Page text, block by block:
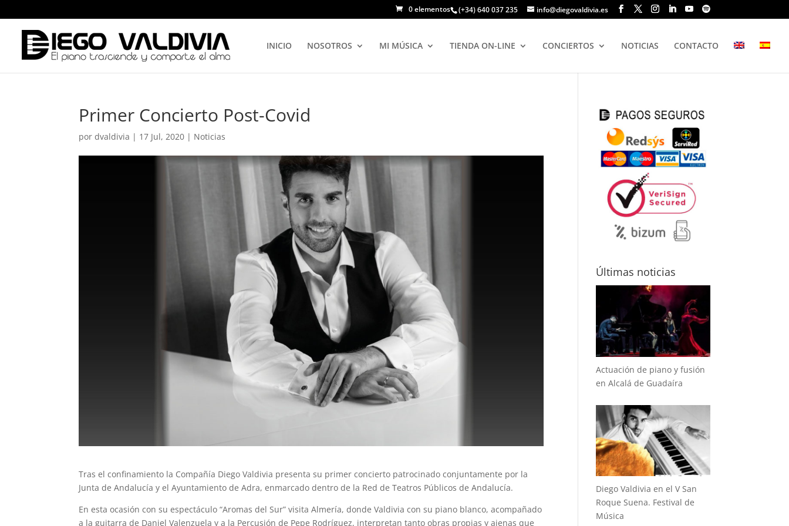
(+34) 640 037 235 info@diegovaldivia.es
0 elementos
INICIO NOSOTROS MI MÚSICA TIENDA ON-LINE CONCIERTOS NOTICIAS CONTACTO
Primer Concierto Post-Covid
pordvaldivia | 17 Jul, 2020 | Noticias
Tras el confinamiento la Compañía Diego Valdivia presenta su primer concierto patrocinado conjuntamente por la
Junta de Andalucía y el Ayuntamiento de Adra, enmarcado dentro de la Red de Teatros Públicos de Andalucía.
En esta ocasión con su espectáculo “Aromas del Sur” visita Almería, donde Valdivia con su piano blanco, acompañado
a la guitarra de Daniel Valenzuela y a la Percusión de Pepe Rodríguez, interpretan tanto obras propias y ajenas que
Últimas noticias
Actuación de piano y fusión
en Alcalá de Guadaíra
Diego Valdivia en el V San
Roque Suena. Festival de
Música